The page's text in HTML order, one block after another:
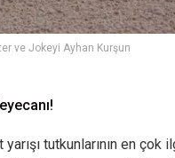
ve Jokeyi Ayhan Kurşun
tutkunlarının en